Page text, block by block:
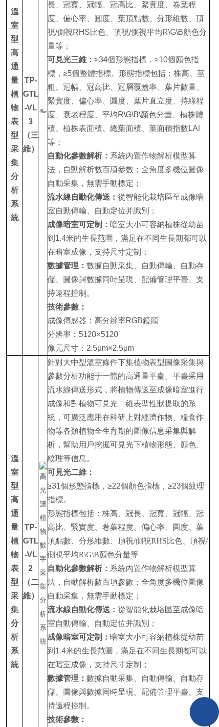
溫
室
型
高
通
量
植
物
表
型
采
集
分
析
系
統
TP-
GTL
-VL
3
（三
維）
長、冠寬、冠幅、冠高比、緊實度、卷葉程
度、偏心率、圓度、葉頂點數、分形維數、頂
視/側視RHS比色、頂視/側視平均R\G\B顏色分
量等；
可見光三維：≥34個形態指標，≥10個顏色指
標，≥5個整體指標。形態指標包括：株高、莖
粗、冠幅、冠高比、冠層覆蓋率、葉片數量、
緊實度、偏心率、圓度、葉片直立度、持綠程
度、衰老程度、平均R\G\B\顏色分量、植株體
積、植株表面積、總葉面積、葉面積指數LAI
等；
自動化參數解析： 系統內置作物解析模型算
法，自動解析數百項參數；全角度多機位圖像
自動采集，無需手動標定；
流水線自動化傳送：從智能化栽培區至成像暗
室自動傳輸、自動定位并識別；
成像暗室可定制： 暗室大小可容納植株從幼苗
到1.4米的生長范圍，滿足在不同生長期都可以
在暗室成像，支持尺寸定制；
數據管理：數據自動采集、自動傳輸、自動存
儲、圖像與數據同時呈現、配備管理平臺、支
持遠程控制。
技術參數：
成像傳感器：高分辨率RGB鏡頭
分辨率：5120×5120
像元尺寸：2.5μm×2.5μm
溫
室
型
高
通
量
植
物
表
型
采
集
分
析
系
統
TP-
GTL
-VL
2
（二
維）
針對大中型溫室條件下集植物表型圖像采集與
參數分析功能于一體的高通量平臺。平臺采用
流水線傳送形式，將植物傳送至成像暗室進行
成像和對植物可見光二維表型性狀提取的系
統，可廣泛應用在科研上對經濟作物、糧食作
物等各類植物全生育期的圖像信息采集與解
析，幫助用戶挖掘可見光下植物形態、顏色、
紋理等信息。
可見光二維：
≥31個形態指標，≥22個顏色指標，≥23個紋理
指標。
形態指標包括：株高、冠長、冠寬、冠幅、冠
高比、緊實度、卷葉程度、偏心率、圓度、葉
頂點數、分形維數、頂視/側視RHS比色 、頂視/
側視平均R\G\B顏色分量等
自動化參數解析： 系統內置作物解析模型算
法，自動解析數百項參數；全角度多機位圖像
自動采集，無需手動標定；
流水線自動化傳送：從智能化栽培區至成像暗
室自動傳輸、自動定位并識別；
成像暗室可定制： 暗室大小可容納植株從幼苗
到1.4米的生長范圍，滿足在不同生長期都可以
在暗室成像，支持尺寸定制；
數據管理：數據自動采集、自動傳輸、自動存
儲、圖像與數據同時呈現、配備管理平臺、支
持遠程控制。
技術參數：